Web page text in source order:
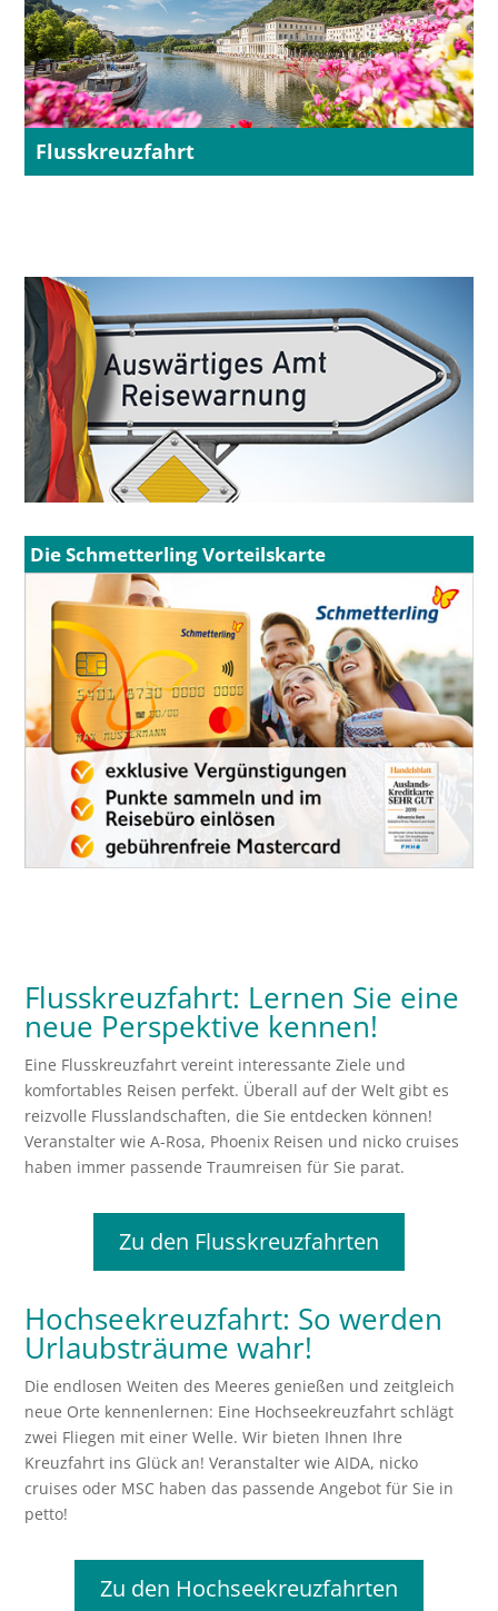
Flusskreuzfahrt
Die Schmetterling Vorteilskarte
Flusskreuzfahrt: Lernen Sie eine
neue Perspektive kennen!
Eine Flusskreuzfahrt vereint interessante Ziele und
komfortables Reisen perfekt. Überall auf der Welt gibt es
reizvolle Flusslandschaften, die Sie entdecken können!
Veranstalter wie A-Rosa, Phoenix Reisen und nicko cruises
haben immer passende Traumreisen für Sie parat.
Zu den Flusskreuzfahrten
Hochseekreuzfahrt: So werden
Urlaubsträume wahr!
Die endlosen Weiten des Meeres genießen und zeitgleich
neue Orte kennenlernen: Eine Hochseekreuzfahrt schlägt
zwei Fliegen mit einer Welle. Wir bieten Ihnen Ihre
Kreuzfahrt ins Glück an! Veranstalter wie AIDA, nicko
cruises oder MSC haben das passende Angebot für Sie in
petto!
Zu den Hochseekreuzfahrten